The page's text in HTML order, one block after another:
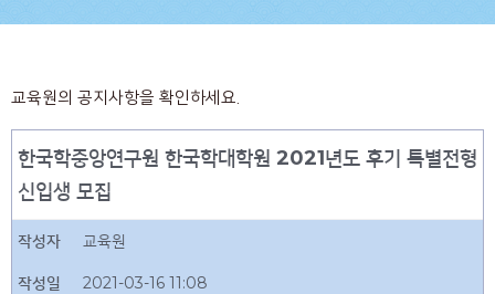
교육원의 공지사항을 확인하세요.
한국학중앙연구원 한국학대학원 2021년도 후기 특별전형
신입생 모집
작성자 교육원
작성일 2021-03-16 11:08